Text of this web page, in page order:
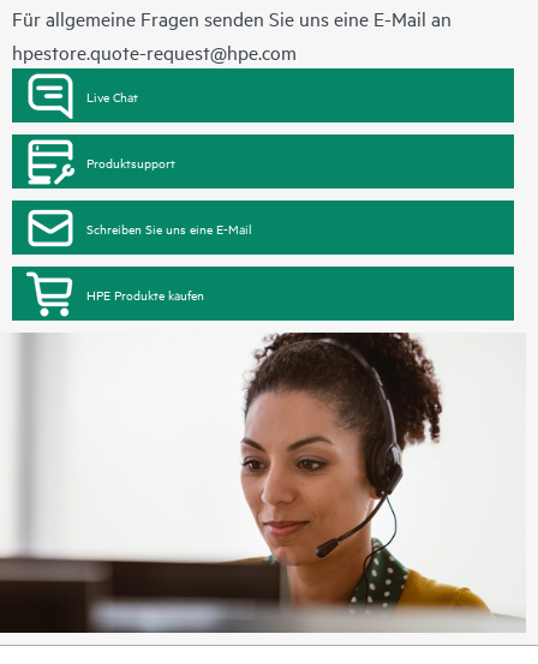
Für allgemeine Fragen senden Sie uns eine E-Mail an
hpestore.quote-request@hpe.com
Live Chat
Produktsupport
Schreiben Sie uns eine E-Mail
HPE Produkte kaufen